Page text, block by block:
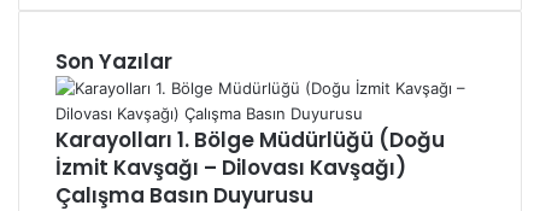
s
i
Son Yazılar
Karayolları 1. Bölge Müdürlüğü (Doğu
İzmit Kavşağı – Dilovası Kavşağı)
Çalışma Basın Duyurusu